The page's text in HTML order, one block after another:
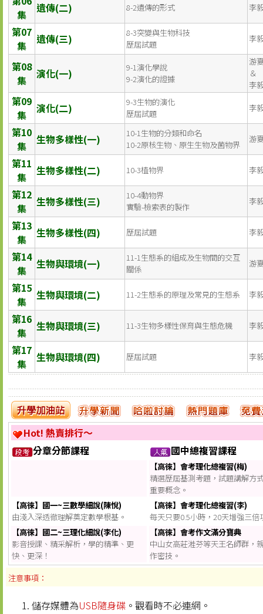
集
遺傳(二) 8-2遺傳的形式 李
第07
集
遺傳(三)
8-3突變與生物科技
歷屆試題
李
第08
集
演化(一)
9-1演化學說
9-2演化的證據
游
＆
李
第09
集
演化(二)
9-3生物的演化
歷屆試題
李
第10
集
生物多樣性(一)
10-1生物的分類和命名
10-2原核生物、原生生物及菌物界
游
第11
集
生物多樣性(二) 10-3植物界 李
第12
集
生物多樣性(三)
10-4動物界
實驗-檢索表的製作
李
第13
集
生物多樣性(四) 歷屆試題 李
第14
集
生物與環境(一)
11-1生態系的組成及生物間的交互
關係
游
第15
集
生物與環境(二) 11-2生態系的原理及常見的生態系 李
第16
集
生物與環境(三) 11-3生物多樣性保育與生態危機 李
第17
集
生物與環境(四) 歷屆試題 李
Hot! 熱賣排行～
分章分節課程
國中總複習課程
【高徠】會考理化總複習(梅)
精選歷屆基測考題，試題講解方
重要概念。
【高徠】國一~三數學細說(陳悅)
由淺入深透徹理解奠定數學根基。
【高徠】會考理化總複習(李)
每天只要0.5小時，20天增強三倍
【高徠】國二~三理化細說(李化)
影音授課、精采解析，學的精準、更
快、更深！
【高徠】會考作文滿分寶典
中山女高莊溎芬等天王名師群，
作密技。
注意事項：
儲存媒體為USB隨身碟 。觀看時不必連網。